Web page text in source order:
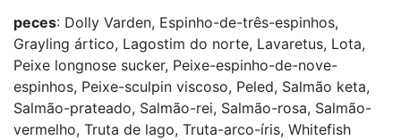
peces: Dolly Varden, Espinho-de-três-espinhos,
Grayling ártico, Lagostim do norte, Lavaretus, Lota,
Peixe longnose sucker, Peixe-espinho-de-nove-
espinhos, Peixe-sculpin viscoso, Peled, Salmão keta,
Salmão-prateado, Salmão-rei, Salmão-rosa, Salmão-
vermelho, Truta de lago, Truta-arco-íris, Whitefish